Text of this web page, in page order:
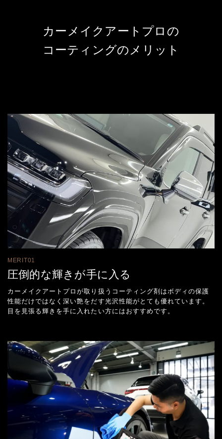
カーメイクアートプロの
コーティングのメリット
MERIT01
圧倒的な輝きが手に入る
カーメイクアートプロが取り扱うコーティング剤はボディの保護
性能だけではなく深い艶をだす光沢性能がとても優れています。
目を見張る輝きを手に入れたい方にはおすすめです。